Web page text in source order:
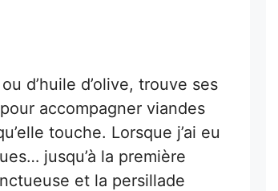
d’huile d’olive, trouve ses
accompagner viandes
touche. Lorsque j’ai eu
jusqu’à la première
et la persillade